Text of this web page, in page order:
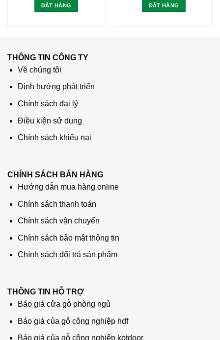
ĐẶT HÀNG ĐẶT HÀNG
THÔNG TIN CÔNG TY
Về chúng tôi
Định hướng phát triển
Chính sách đại lý
Điều kiện sử dụng
Chính sách khiếu nại
CHÍNH SÁCH BÁN HÀNG
Hướng dẫn mua hàng online
Chính sách thanh toán
Chính sách vận chuyển
Chính sách bảo mật thông tin
Chính sách đổi trả sản phẩm
THÔNG TIN HỖ TRỢ
Báo giá cửa gỗ phòng ngủ
Báo giá của gỗ công nghiệp hdf
Báo giá của gỗ công nghiệp kotdoor